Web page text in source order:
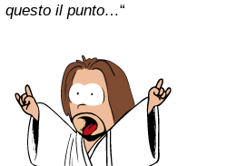
questo il punto…“